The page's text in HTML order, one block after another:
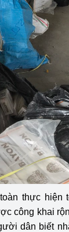
thực hiện
công khai
dân biết